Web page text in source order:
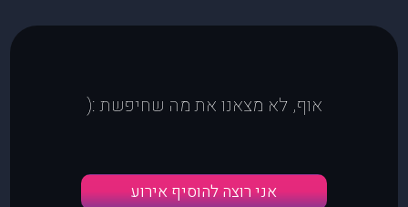
אוף, לא מצאנו את מה שחיפשת :(
אני רוצה להוסיף אירוע